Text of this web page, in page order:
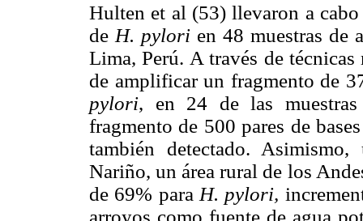
Hulten et al (53) llevaron a
de H. pylori en 48 muestras de
Lima, Perú. A través de técnicas
de amplificar un fragmento de
pylori, en 24 de las muestras
fragmento de 500 pares de
también detectado.
Nariño, un área rural de los
de 69% para H. pylori,
arroyos como fuente de agua